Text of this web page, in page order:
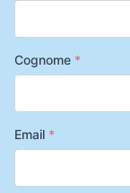
Cognome *
Email *